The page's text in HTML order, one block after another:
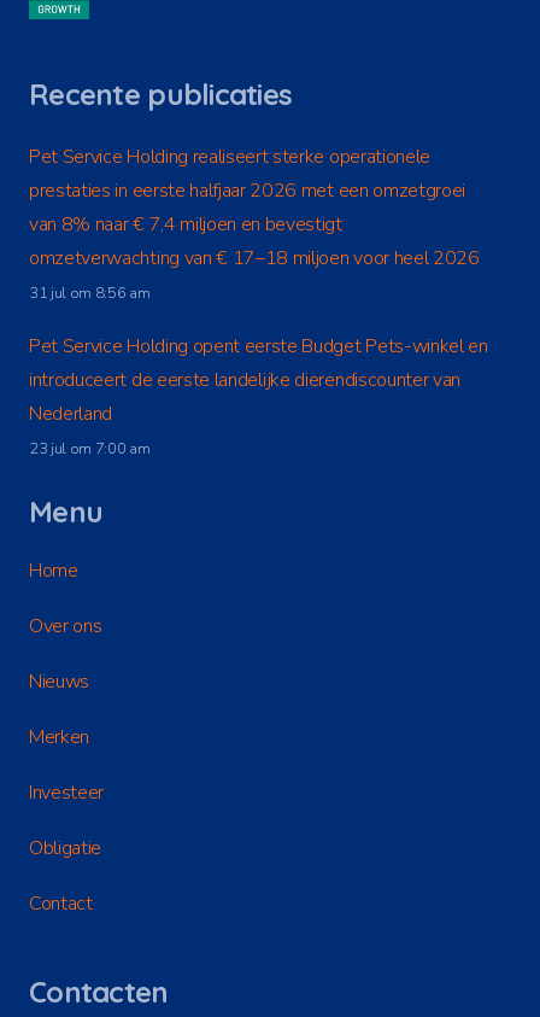
Recente publicaties
Pet Service Holding realiseert sterke operationele
prestaties in eerste halfjaar 2026 met een omzetgroei
van 8% naar € 7,4 miljoen en bevestigt
omzetverwachting van € 17–18 miljoen voor heel 2026
31 jul om 8:56 am
Pet Service Holding opent eerste Budget Pets-winkel en
introduceert de eerste landelijke dierendiscounter van
Nederland
23 jul om 7:00 am
Menu
Home
Over ons
Nieuws
Merken
Investeer
Obligatie
Contact
Contacten